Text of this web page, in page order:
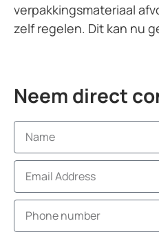
verpakkingsmateriaal
zelf regelen. Dit kan nu
Neem direct